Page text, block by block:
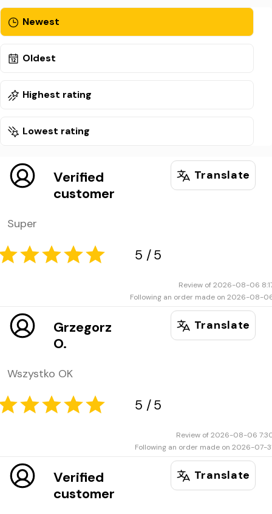
Newest
Oldest
Highest rating
Lowest rating
Verified
customer
Translate
Super
5
Review of 2026-08-06
Following an order made on 2026-08-
Grzegorz
O.
Translate
Wszystko OK
Review of 2026-08-06
Following an order made on 2026-07-
Verified
customer
Translate